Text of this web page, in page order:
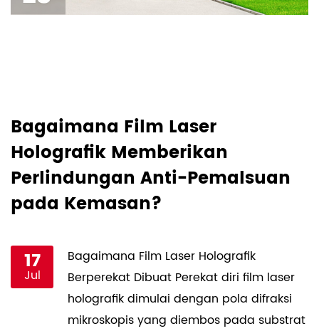
Bagaimana Film Laser
Holografik Memberikan
Perlindungan Anti-Pemalsuan
pada Kemasan?
17
Jul
Bagaimana Film Laser Holografik
Berperekat Dibuat Perekat diri film laser
holografik dimulai dengan pola difraksi
mikroskopis yang diembos pada substrat